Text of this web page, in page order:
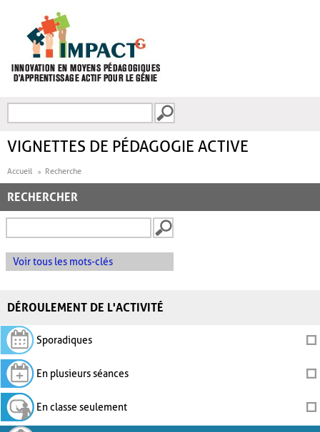
FORMULAIRE DE
VIGNETTES DE PÉDAGOGIE ACTIVE
Accueil Recherche
RECHERCHER
Voir tous les mots-clés
DÉROULEMENT DE L'ACTIVITÉ
Sporadiques
En plusieurs séances
En classe seulement